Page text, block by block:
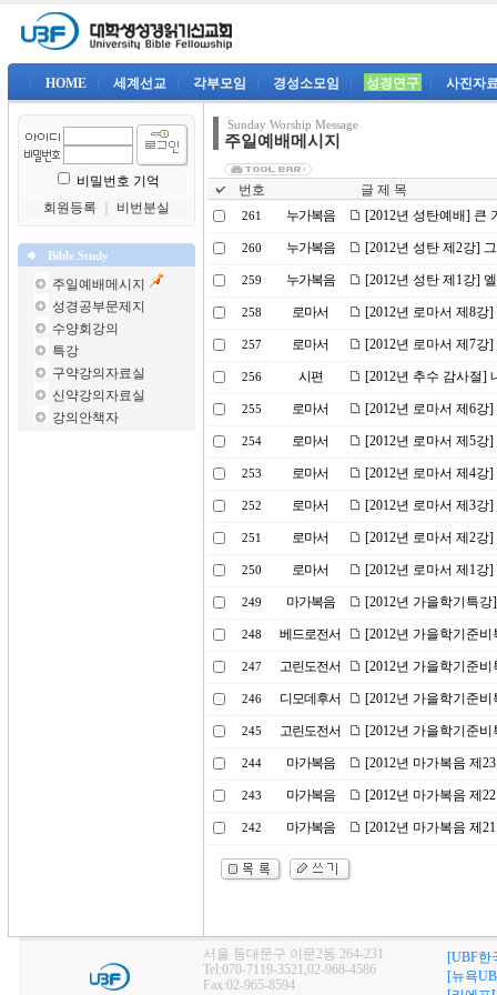
HOME 세계선교 각부모임 경성소모임 성경연구 사진자
비밀번호 기억
회원등록
비번분실
Bible Study
주일예배메시지
성경공부문제지
수양회강의
특강
구약강의자료실
신약강의자료실
강의안책자
Sunday Worship Message
주일예배메시지
번호 글 제 목
261 누가복음 [2012년 성탄예배] 큰
260 누가복음 [2012년 성탄 제2강]
259 누가복음 [2012년 성탄 제1강]
258 로마서 [2012년 로마서 제8강
257 로마서 [2012년 로마서 제7강
256 시편 [2012년 추수 감사절]
255 로마서 [2012년 로마서 제6강
254 로마서 [2012년 로마서 제5강
253 로마서 [2012년 로마서 제4강
252 로마서 [2012년 로마서 제3
251 로마서 [2012년 로마서 제2강
250 로마서 [2012년 로마서 제1강
249 마가복음 [2012년 가을학기특
248 베드로전서 [2012년 가을학기준
247 고린도전서 [2012년 가을학기준
246 디모데후서 [2012년 가을학기준
245 고린도전서 [2012년 가을학기준
244 마가복음 [2012년 마가복음 제
243 마가복음 [2012년 마가복음 제
242 마가복음 [2012년 마가복음 제
서울 동대문구 이문2동 264-231
Tel:070-7119-3521,02-968-4586
Fax:02-965-8594
[UBF한
[뉴욕